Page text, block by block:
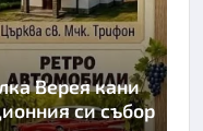
Верея кани
си събор